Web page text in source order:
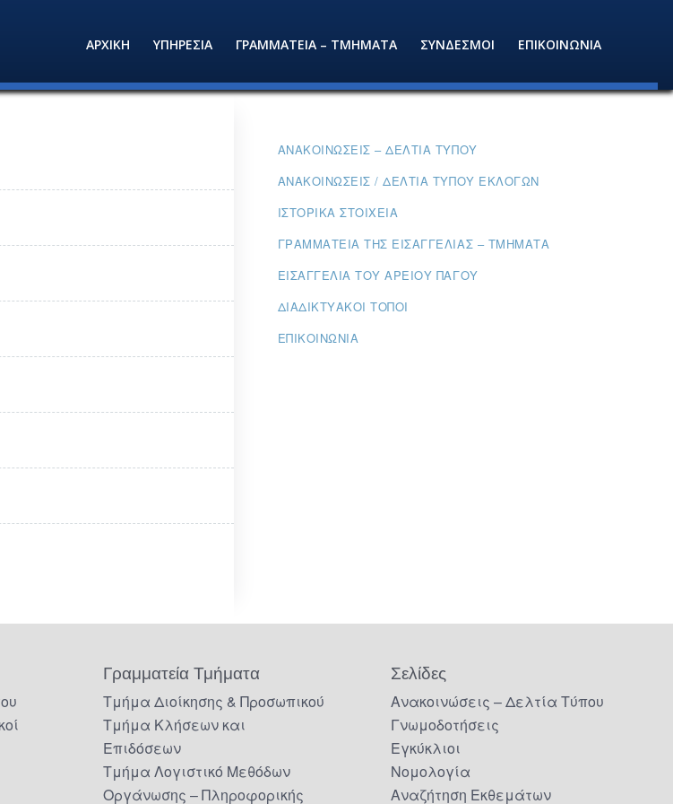
ΑΡΧΙΚΗ ΥΠΗΡΕΣΙΑ ΓΡΑΜΜΑΤΕΙΑ – ΤΜΗΜΑΤΑ ΣΥΝΔΕΣΜΟΙ ΕΠΙΚΟΙΝΩΝΙΑ
ΑΝΑΚΟΙΝΏΣΕΙΣ – ΔΕΛΤΊΑ ΤΎΠΟΥ
ΑΝΑΚΟΙΝΏΣΕΙΣ / ΔΕΛΤΊΑ ΤΎΠΟΥ ΕΚΛΟΓΏΝ
ΙΣΤΟΡΙΚΆ ΣΤΟΙΧΕΊΑ
ΓΡΑΜΜΑΤΕΊΑ ΤΗΣ ΕΙΣΑΓΓΕΛΊΑΣ – ΤΜΉΜΑΤΑ
ΕΙΣΑΓΓΕΛΊΑ ΤΟΥ ΑΡΕΊΟΥ ΠΆΓΟΥ
ΔΙΑΔΙΚΤΥΑΚΟΊ ΤΌΠΟΙ
ΕΠΙΚΟΙΝΩΝΊΑ
Γραμματεία Τμήματα
Τμήμα Διοίκησης & Προσωπικού
Τμήμα Κλήσεων και
Επιδόσεων
Τμήμα Λογιστικό Μεθόδων
Οργάνωσης – Πληροφορικής
Σελίδες
Ανακοινώσεις – Δελτία Τύπου
Γνωμοδοτήσεις
Εγκύκλιοι
Νομολογία
Αναζήτηση Εκθεμάτων